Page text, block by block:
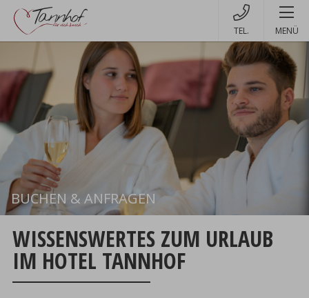
MENÜ
BUCHEN & ANFRAGEN Buchen
WISSENSWERTES ZUM URLAUB
IM HOTEL TANNHOF